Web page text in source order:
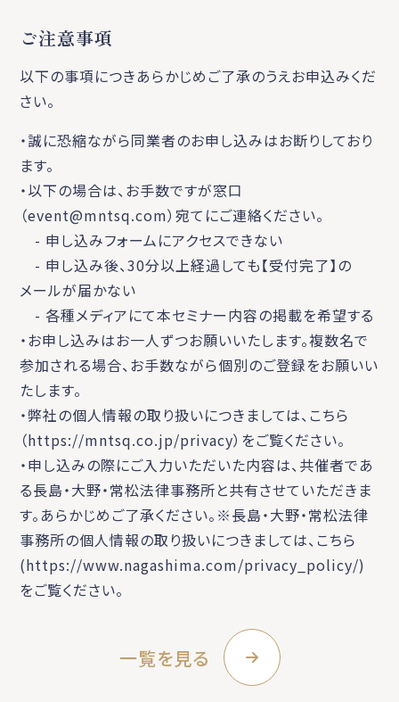
ご注意事項
以下の事項につきあらかじめご了承のうえお申込みくだ
さい。
・誠に恐縮ながら同業者のお申し込みはお断りしており
ます。
・以下の場合は、お手数ですが窓口
（event@mntsq.com）宛てにご連絡ください。
- 申し込みフォームにアクセスできない
- 申し込み後、30分以上経過しても【受付完了】の
メールが届かない
- 各種メディアにて本セミナー内容の掲載を希望する
・お申し込みはお一人ずつお願いいたします。複数名で
参加される場合、お手数ながら個別のご登録をお願いい
たします。
・弊社の個人情報の取り扱いにつきましては、こちら
（https://mntsq.co.jp/privacy）をご覧ください。
・申し込みの際にご入力いただいた内容は、共催者であ
る長島・大野・常松法律事務所と共有させていただきま
す。あらかじめご了承ください。※長島・大野・常松法律
事務所の個人情報の取り扱いにつきましては、こちら
(https://www.nagashima.com/privacy_policy/)
をご覧ください。
一覧を見る